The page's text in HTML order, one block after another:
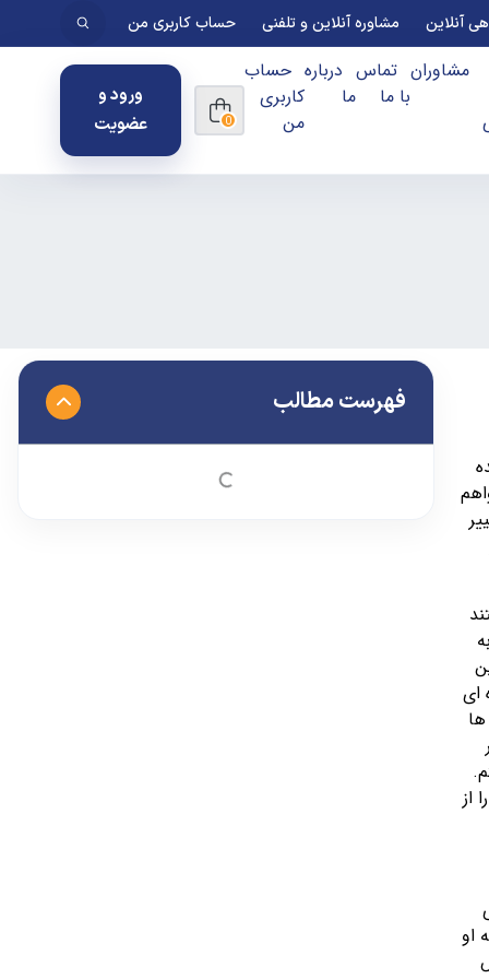
آنلاین مشاوره آنلاین و تلفنی حساب کاربری من
مشاوران تماس
با ما
درباره
ما
حساب
کاربری
من
0
ورود و
عضویت
ای
از
او
فهرست مطالب